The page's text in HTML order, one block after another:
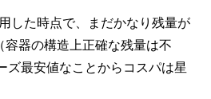
した時点で、まだかなり残量が
器の構造上正確な残量は不
ズ最安値なことからコスパは星